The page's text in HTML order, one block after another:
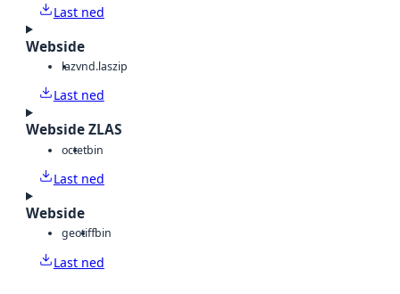
Last ned
Webside
lazvnd.laszip
Last ned
Webside ZLAS
octetbin
Last ned
Webside
geotiffbin
Last ned